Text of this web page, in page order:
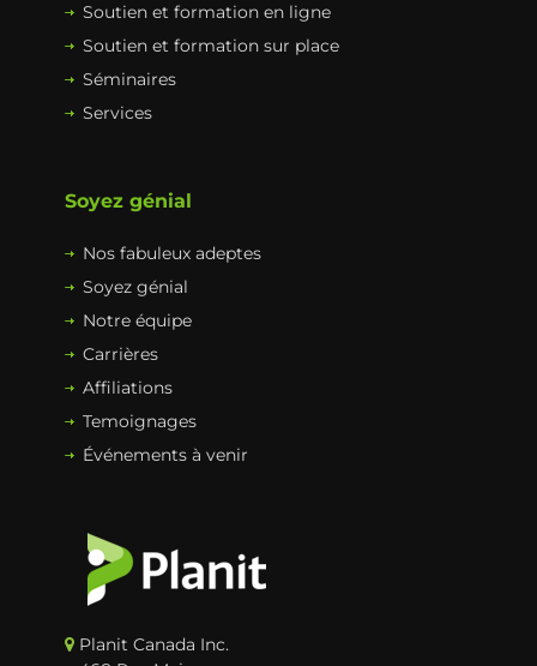
Soutien et formation en ligne
Soutien et formation sur place
Séminaires
Services
Soyez génial
Nos fabuleux adeptes
Soyez génial
Notre équipe
Carrières
Affiliations
Temoignages
Événements à venir
Planit Canada Inc.